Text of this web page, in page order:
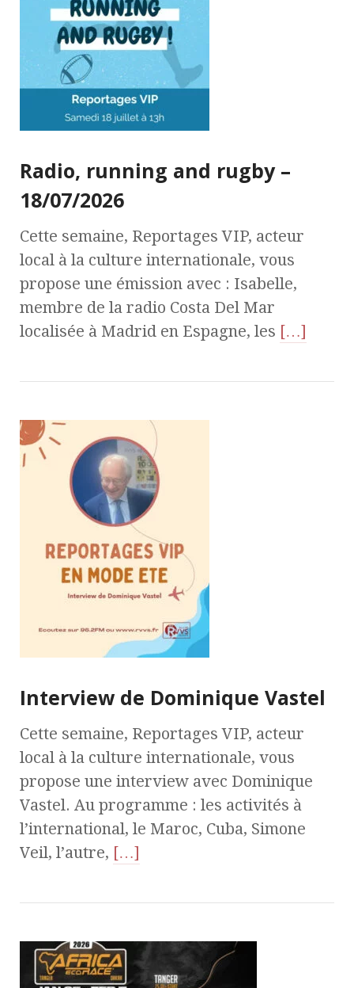
Radio, running and rugby –
18/07/2026
Cette semaine, Reportages VIP, acteur
local à la culture internationale, vous
propose une émission avec : Isabelle,
membre de la radio Costa Del Mar
localisée à Madrid en Espagne, les […]
Interview de Dominique Vastel
Cette semaine, Reportages VIP, acteur
local à la culture internationale, vous
propose une interview avec Dominique
Vastel. Au programme : les activités à
l’international, le Maroc, Cuba, Simone
Veil, l’autre, […]